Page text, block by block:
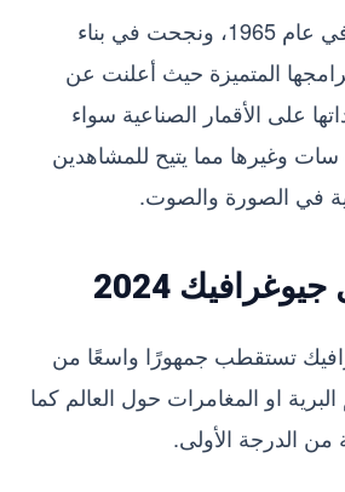
وقد تأسست القناة في عام 1965، ونجحت في بناء
المتميزة حيث أعلنت عن
على الأقمار الصناعية سواء
وغيرها مما يتيح للمشاهدين
في الصورة والصوت.
2024
تستقطب جمهورًا واسعًا من
او المغامرات حول العالم كما
من الدرجة الأولى.